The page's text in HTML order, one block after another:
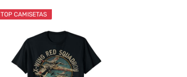
TOP CAMISETAS